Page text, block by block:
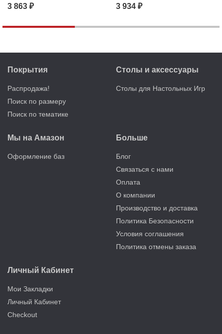
3 863 ₽
3 934 ₽
Покрытия
Распродажа!
Поиск по размеру
Поиск по тематике
Столы и аксессуары
Столы для Настольных Игр
Мы на Амазон
Оформление баз
Больше
Блог
Связаться с нами
Оплата
О компании
Производство и доставка
Политика Безопасности
Условия соглашения
Политика отмены заказа
Личный Кабинет
Мои Закладки
Личный Кабинет
Checkout